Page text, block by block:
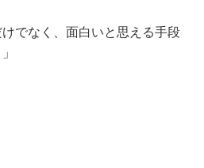
けでなく、面白いと思える手段